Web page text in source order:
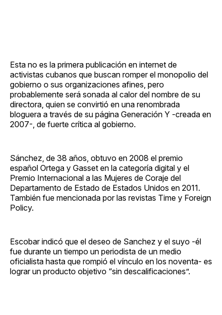
Esta no es la primera publicación en internet de
activistas cubanos que buscan romper el monopolio del
gobierno o sus organizaciones afines, pero
probablemente será sonada al calor del nombre de su
directora, quien se convirtió en una renombrada
bloguera a través de su página Generación Y -creada en
2007-, de fuerte crítica al gobierno.
Sánchez, de 38 años, obtuvo en 2008 el premio
español Ortega y Gasset en la categoría digital y el
Premio Internacional a las Mujeres de Coraje del
Departamento de Estado de Estados Unidos en 2011.
También fue mencionada por las revistas Time y Foreign
Policy.
Escobar indicó que el deseo de Sanchez y el suyo -él
fue durante un tiempo un periodista de un medio
oficialista hasta que rompió el vínculo en los noventa- es
lograr un producto objetivo “sin descalificaciones”.